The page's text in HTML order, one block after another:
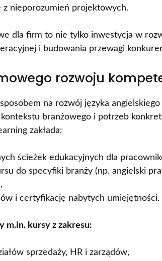
z nieporozumień projektowych.
dla firm to nie tylko inwestycja w
i budowania przewagi
rozwoju
na rozwój języka
branżowego i potrzeb
zakłada:
ścieżek edukacyjnych dla
do specyfiki branży (np. angielski
i certyfikację nabytych umiejętności.
m.in. kursy z zakresu:
sprzedaży, HR i zarządów,